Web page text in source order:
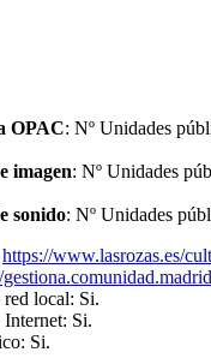
OPAC: Nº Unidades
imagen: Nº Unidades
sonido: Nº Unidades
https://www.lasrozas.es/
red local: Si.
Internet: Si.
Si.